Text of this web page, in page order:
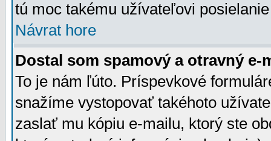
tú moc takému užívateľovi
Návrat hore
Dostal som spamový a otravný e-
To je nám ľúto. Príspevkové
snažíme vystopovať takéhoto
zaslať mu kópiu e-mailu, ktorý ste